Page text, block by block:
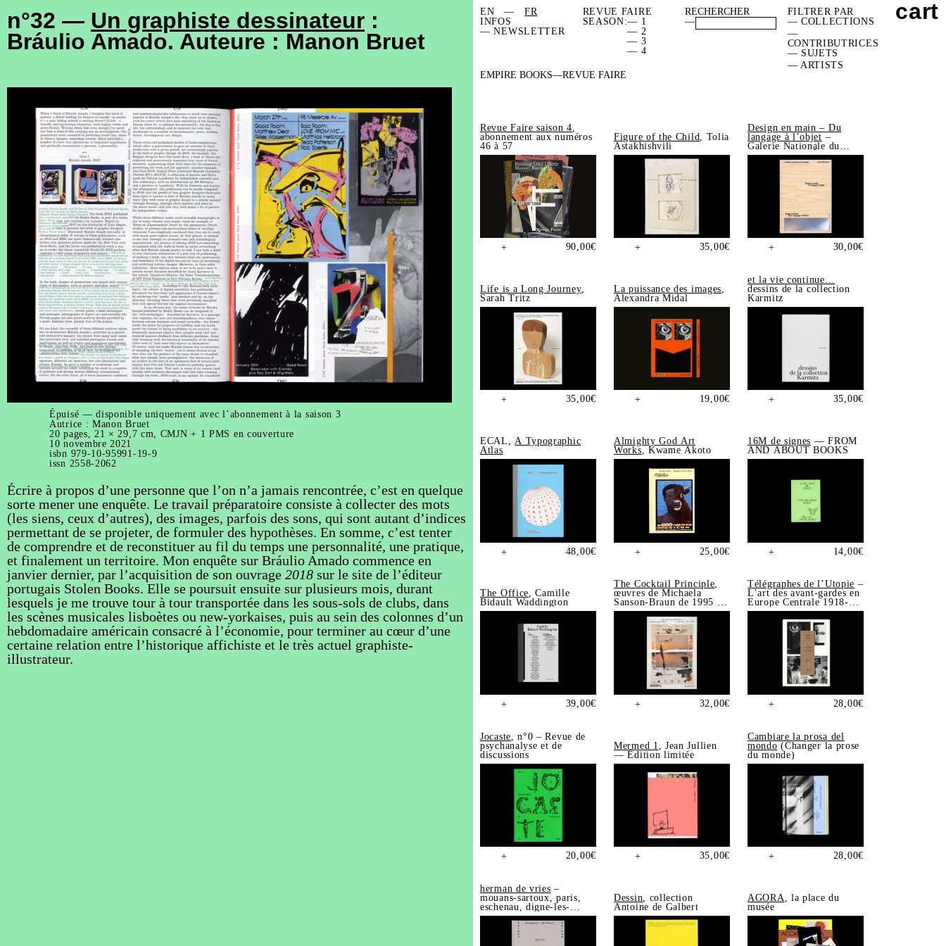
n°32 — Un graphiste dessinateur :
Bráulio Amado. Auteure : Manon Bruet
Épuisé — disponible uniquement avec l’abonnement à la saison 3
Autrice : Manon Bruet
20 pages, 21 × 29,7 cm, CMJN + 1 PMS en couverture
10 novembre 2021
isbn 979-10-95991-19-9
issn 2558-2062
Écrire à propos d’une personne que l’on n’a jamais rencontrée, c’est en quelque
sorte mener une enquête. Le travail préparatoire consiste à collecter des mots
(les siens, ceux d’autres), des images, parfois des sons, qui sont autant d’indices
permettant de se projeter, de formuler des hypothèses. En somme, c’est tenter
de comprendre et de reconstituer au fil du temps une personnalité, une pratique,
et finalement un territoire. Mon enquête sur Bráulio Amado commence en
janvier dernier, par l’acquisition de son ouvrage 2018 sur le site de l’éditeur
portugais Stolen Books. Elle se poursuit ensuite sur plusieurs mois, durant
lesquels je me trouve tour à tour transportée dans les sous-sols de clubs, dans
les scènes musicales lisboètes ou new-yorkaises, puis au sein des colonnes d’un
hebdomadaire américain consacré à l’économie, pour terminer au cœur d’une
certaine relation entre l’historique affichiste et le très actuel graphiste-
illustrateur.
EN
FR
INFOS
— NEWSLETTER
REVUE FAIRE
SEASON:— 1
— 2
— 3
— 4
—
FILTRER PAR
— COLLECTIONS
—
CONTRIBUTRICES
— SUJETS
— ARTISTS
EMPIRE BOOKS
REVUE FAIRE
Revue Faire saison 4
abonnement aux numéros
46 à 57
+ 90,00€
Figure of the Child
, Tolia
Astakhishvili
+ 35,00€
Design en main – Du
langage à l’objet –
Galerie Nationale du
Design, Saint-Étienne
+ 30,00€
Life is a Long Journey,
Sarah Tritz
+ 35,00€
La puissance des images,
Alexandra Midal
+ 19,00€
et la vie continue…
dessins de la collection
Karmitz
+ 35,00€
ECAL,A Typographic
Atlas
+ 48,00€
Almighty God Art
Works, Kwame Akoto
+ 25,00€
16M de signes — FROM
AND ABOUT BOOKS
+ 14,00€
The Office, Camille
Bidault Waddington
+ 39,00€
The Cocktail Principle,
œuvres de Michaela
Sanson-Braun de 1995 à
2025
+ 32,00€
Télégraphes de l’Utopie –
L’art des avant-gardes en
Europe Centrale 1918-
1939, Sonia de Puineuf
+ 28,00€
Jocaste , n°0 – Revue de
psychanalyse et de
discussions
+ 20,00€
Mermed 1
, Jean Jullien
— Édition limitée
+ 35,00€
Cambiare la prosa del
mondo (Changer la prose
du monde)
+ 28,00€
herman de vries –
mouans-sartoux, paris,
eschenau, digne-les-
bains, trédrez-
locquémeau
Dessin , collection
Antoine de Galbert
AGORA , la place du
musée
cart